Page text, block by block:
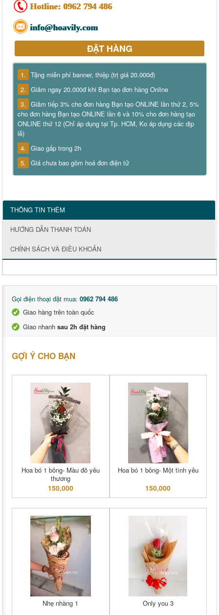
Hotline: 0962 794 486
info@hoavily.com
ĐẶT HÀNG
1. Tặng miễn phí banner, thiệp (trị giá 20.000đ)
2. Giảm ngay 20.000đ khi Bạn tạo đơn hàng Online
3. Giảm tiếp 3% cho đơn hàng Bạn tạo ONLINE lần thứ 2, 5%
cho đơn hàng Bạn tạo ONLINE lần 6 và 10% cho đơn hàng tạo
ONLINE thứ 12 (Chỉ áp dụng tại Tp. HCM, Ko áp dụng các dịp
lễ)
4. Giao gấp trong 2h
5. Giá chưa bao gồm hoá đơn điện tử
THÔNG TIN THÊM
HƯỚNG DẪN THANH TOÁN
CHÍNH SÁCH VÀ ĐIỀU KHOẢN
Gọi điện thoại đặt mua: 0962 794 486
Giao hàng trên toàn quốc
Giao nhanh sau 2h đặt hàng
GỢI Ý CHO BẠN
Hoa bó 1 bông- Màu đỏ yêu
thương
150,000
Hoa bó 1 bông- Một tình yêu
150,000
Nhẹ nhàng 1 Only you 3